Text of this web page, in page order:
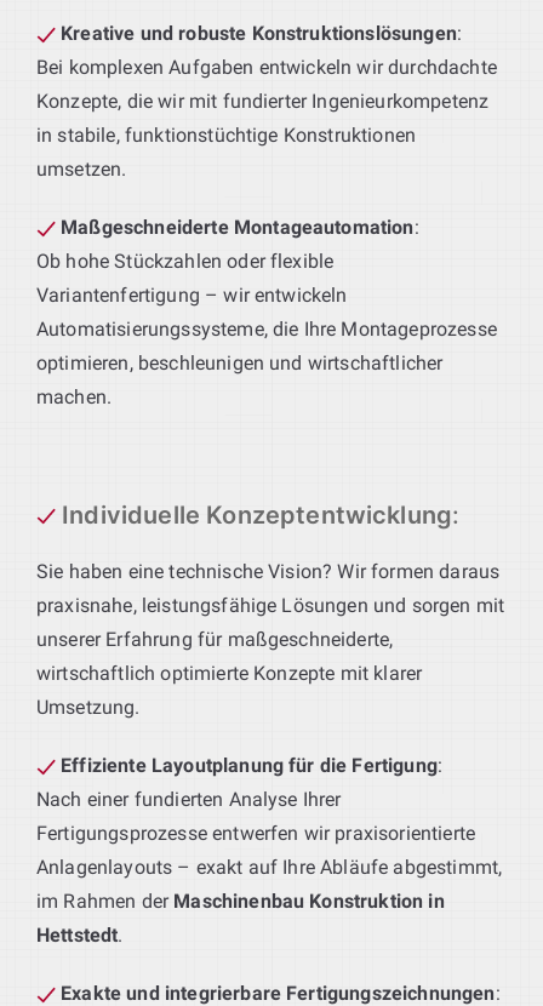
Kreative und robuste Konstruktionslösungen:
Bei komplexen Aufgaben entwickeln wir durchdachte
Konzepte, die wir mit fundierter Ingenieurkompetenz
in stabile, funktionstüchtige Konstruktionen
umsetzen.
Maßgeschneiderte Montageautomation:
Ob hohe Stückzahlen oder flexible
Variantenfertigung – wir entwickeln
Automatisierungssysteme, die Ihre Montageprozesse
optimieren, beschleunigen und wirtschaftlicher
machen.
Individuelle Konzeptentwicklung:
Sie haben eine technische Vision? Wir formen daraus
praxisnahe, leistungsfähige Lösungen und sorgen mit
unserer Erfahrung für maßgeschneiderte,
wirtschaftlich optimierte Konzepte mit klarer
Umsetzung.
Effiziente Layoutplanung für die Fertigung:
Nach einer fundierten Analyse Ihrer
Fertigungsprozesse entwerfen wir praxisorientierte
Anlagenlayouts – exakt auf Ihre Abläufe abgestimmt,
im Rahmen der Maschinenbau Konstruktion in
Hettstedt.
Exakte und integrierbare Fertigungszeichnungen: